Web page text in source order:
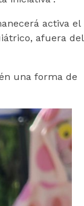
activa el
afuera del
una forma de